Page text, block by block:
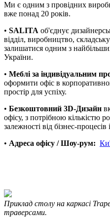
Ми є одним з провідних
вже понад 20 років.
• SALITA об'єднує
відділ, виробництво,
залишатися одним з
України.
• Меблі за індивідуальним
оформити офіс в
простір для успіху.
• Безкоштовний 3D-Дизайн
офісу, з потрібною кількістю
залежності від бізнес-процесів
• Адреса офісу / Шоу-рум:
Приклад столу на каркасі
траверсами.